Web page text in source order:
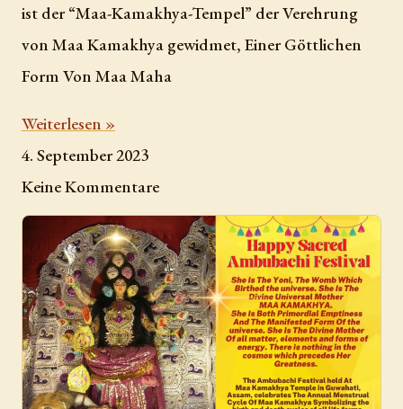
ist der “Maa-Kamakhya-Tempel” der Verehrung
von Maa Kamakhya gewidmet, Einer Göttlichen
Form Von Maa Maha
Weiterlesen »
4. September 2023
Keine Kommentare